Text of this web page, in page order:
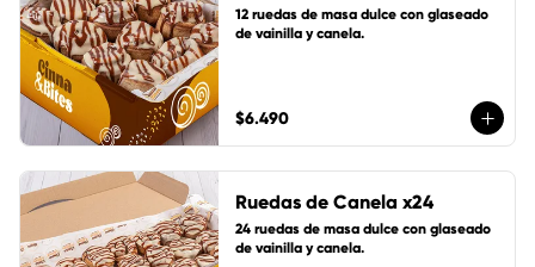
12 ruedas de masa dulce con glaseado
de vainilla y canela.
$6.490
Ruedas de Canela x24
24 ruedas de masa dulce con glaseado
de vainilla y canela.